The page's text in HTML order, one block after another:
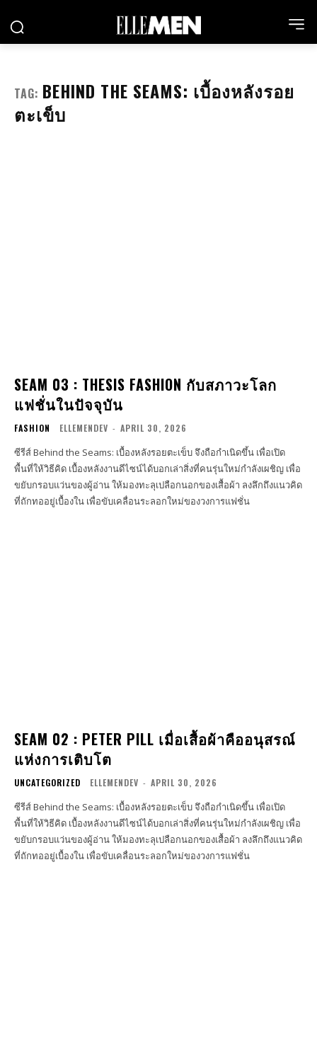
TAG: BEHIND THE SEAMS: เบื้องหลังรอย
ตะเข็บ
SEAM 03 : THESIS FASHION กับสภาวะโลก
แฟชั่นในปัจจุบัน
FASHION ELLEMENDEV - APRIL 30, 2026
ซีรีส์ Behind the Seams: เบื้องหลังรอยตะเข็บ จึงถือกำเนิดขึ้น เพื่อเปิด
พื้นที่ให้วิธีคิด เบื้องหลังงานดีไซน์ได้บอกเล่าสิ่งที่คนรุ่นใหม่กำลังเผชิญ เพื่อ
ขยับกรอบแว่นของผู้อ่าน ให้มองทะลุเปลือกนอกของเสื้อผ้า ลงลึกถึงแนวคิด
ที่ถักทออยู่เบื้องใน เพื่อขับเคลื่อนระลอกใหม่ของวงการแฟชั่น
SEAM 02 : PETER PILL เมื่อเสื้อผ้าคืออนุสรณ์
แห่งการเติบโต
UNCATEGORIZED ELLEMENDEV - APRIL 30, 2026
ซีรีส์ Behind the Seams: เบื้องหลังรอยตะเข็บ จึงถือกำเนิดขึ้น เพื่อเปิด
พื้นที่ให้วิธีคิด เบื้องหลังงานดีไซน์ได้บอกเล่าสิ่งที่คนรุ่นใหม่กำลังเผชิญ เพื่อ
ขยับกรอบแว่นของผู้อ่าน ให้มองทะลุเปลือกนอกของเสื้อผ้า ลงลึกถึงแนวคิด
ที่ถักทออยู่เบื้องใน เพื่อขับเคลื่อนระลอกใหม่ของวงการแฟชั่น